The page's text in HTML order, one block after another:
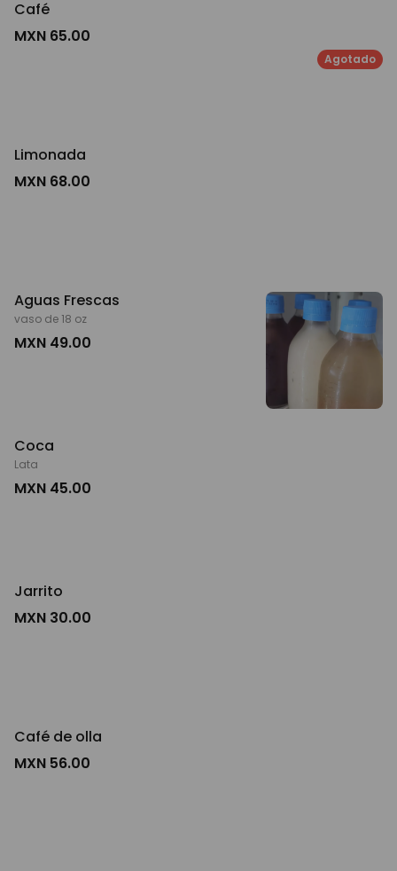
Café
MXN 65.00
Agotado
Limonada
MXN 68.00
Aguas Frescas
vaso de 18 oz
MXN 49.00
Coca
Lata
MXN 45.00
Jarrito
MXN 30.00
Café de olla
MXN 56.00